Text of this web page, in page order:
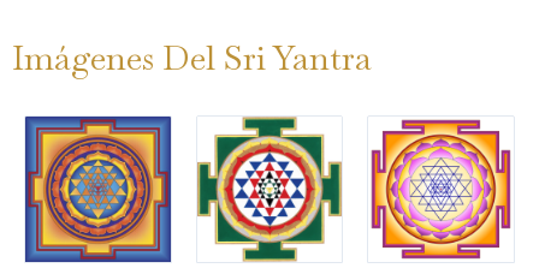
Imágenes Del Sri Yantra